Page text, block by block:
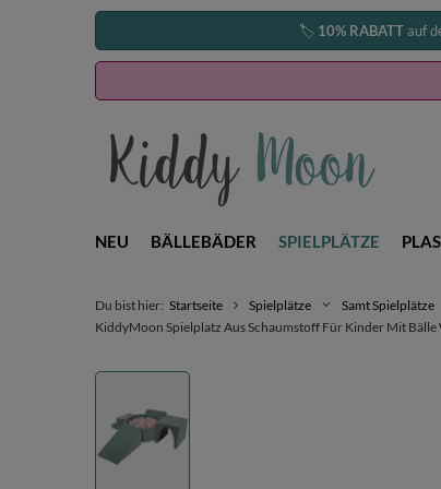
🏷️ 10% RABATTauf
NEU BÄLLEBÄDER SPIELPLÄTZE
Du bist hier: Startseite Spielplätze
Samt Spielplätze
KiddyMoon Spielplatz Aus Schaumstoff Für Kinder Mit